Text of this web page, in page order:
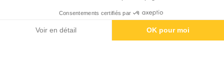
Consentements certifiés par
Voir en détail OK pour moi